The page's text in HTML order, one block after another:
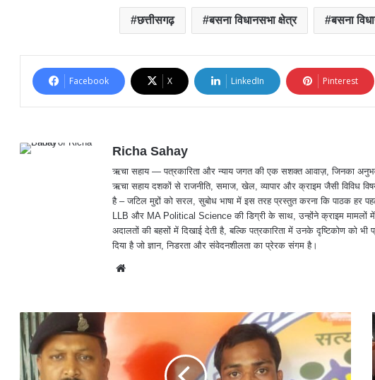
छत्तीसगढ़ बसना विधानसभा क्षेत्र बसना
Facebook X LinkedIn Pinterest
Richa Sahay
ऋचा सहाय — पत्रकारिता और न्याय जगत की एक सशक्त आवाज़, जिनका अनुभव
ऋचा सहाय दशकों से राजनीति, समाज, खेल, व्यापार और क्राइम जैसी विविध
है – जटिल मुद्दों को सरल, सुबोध भाषा में इस तरह प्रस्तुत करना कि पाठक
LLB और MA Political Science की डिग्री के साथ, उन्होंने क्राइम मामलों
अदालतों की बहसों में दिखाई देती है, बल्कि पत्रकारिता में उनके दृष्टिकोण को भी
दिया है जो ज्ञान, निडरता और संवेदनशीलता का प्रेरक संगम है।